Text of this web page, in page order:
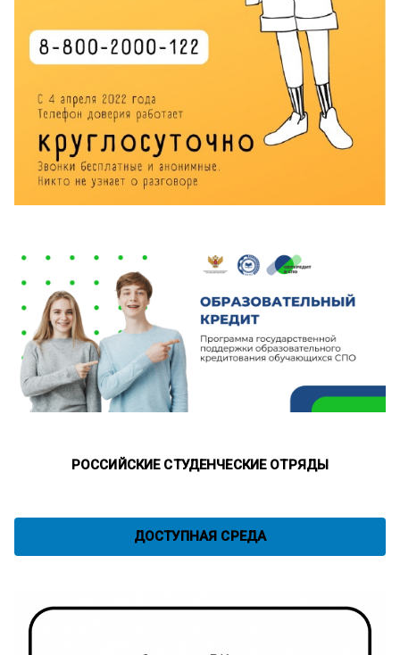
РОССИЙСКИЕ СТУДЕНЧЕСКИЕ ОТРЯДЫ
ДОСТУПНАЯ СРЕДА